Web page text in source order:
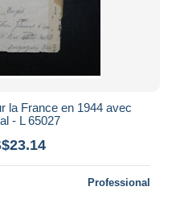
la France en 1944 avec
- L 65027
Professional